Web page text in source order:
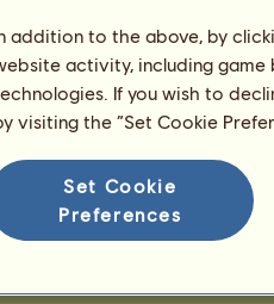
beim Galopprennen
gibt in dieser Rangliste nichts
im Springturnier
gibt in dieser Rangliste nichts
addition to the above, by
activity, including game
If you wish to
visiting the “Set Cookie
Set Cookie
Preferences